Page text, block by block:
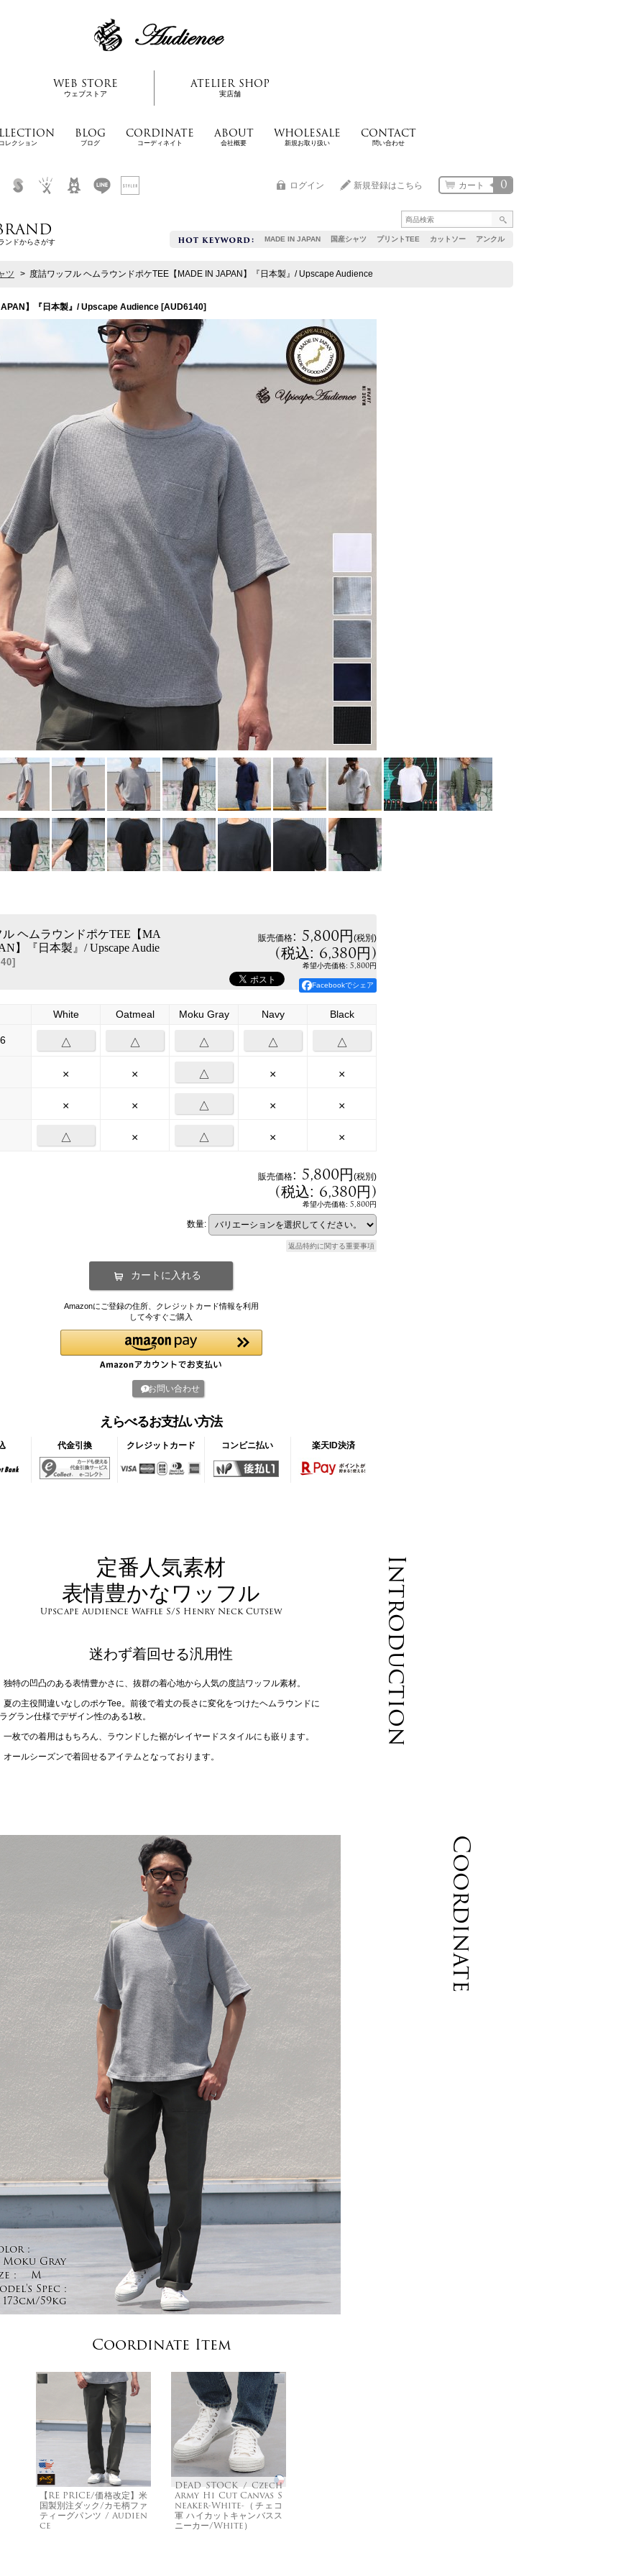
WEB STORE
ウェブストア
ATELIER SHOP
実店舗
レクション
BLOG
ブログ
CORDINATE
コーディネイト
ABOUT
会社概要
WHOLESALE
新規お取り扱い
CONTACT
問い合わせ
MADE IN JAPAN 国産シャツ プリントTEE カットソー アンクル
0
カート
ログイン 新規登録はこちら
ンドからさがす
ツ > 度詰ワッフル ヘムラウンドポケTEE【MADE IN JAPAN】『日本製』/ Upscape Audience
】『日本製』/ Upscape Audience [AUD6140]
ヘムラウンドポケTEE【MA
】『日本製』/ Upscape Audie
]
販売価格: 5,800円(税別)
(税込: 6,380円)
希望小売価格: 5,800円
Facebookでシェア
White Oatmeal Moku Gray Navy Black
△ △ △ △ △
× × △ × ×
× × △ × ×
△ × △ × ×
販売価格: 5,800円(税別)
(税込: 6,380円)
希望小売価格: 5,800円
数量:
返品特約に関する重要事項
Amazonにご登録の住所、クレジットカード情報を利用
して今すぐご購入
お問い合わせ
えらべるお支払い方法
代金引換 クレジットカード コンビニ払い 楽天ID決済
Introduction
定番人気素材
表情豊かなワッフル
Upscape Audience Waffle S/S Henry Neck Cutsew
迷わず着回せる汎用性
独特の凹凸のある表情豊かさに、抜群の着心地から人気の度詰ワッフル素材。
夏の主役間違いなしのポケTee。前後で着丈の長さに変化をつけたヘムラウンドに
ラグラン仕様でデザイン性のある1枚。
一枚での着用はもちろん、ラウンドした裾がレイヤードスタイルにも嵌ります。
オールシーズンで着回せるアイテムとなっております。
Coordinate
:
Moku Gray
:
M
Spec :
173cm/59kg
Coordinate Item
【RE PRICE/価格改定】米
国製別注ダック/カモ柄ファ
ティーグパンツ / Audien
ce
DEAD STOCK / Czech
Army Hi Cut Canvas S
neaker-White-（チェコ
軍 ハイカットキャンバスス
ニーカー/White）